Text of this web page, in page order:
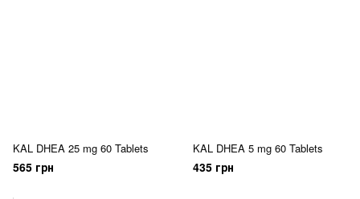
KAL DHEA 25 mg 60 Tablets
565 грн
KAL DHEA 5 mg 60 Tablets
435 грн